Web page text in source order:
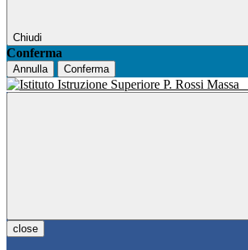
Chiudi
Conferma
Annulla Conferma
close